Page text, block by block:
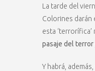
La tarde del
Colorines darán
esta
pasaje del
Y habrá, además,